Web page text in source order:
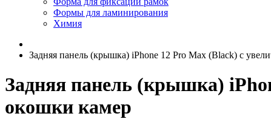
Формы для ламинирования
Химия
Задняя панель (крышка) iPhone 12 Pro Max (Black) с
Задняя панель (крышка)
окошки камер